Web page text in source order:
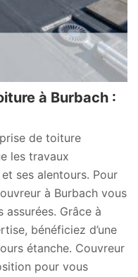
à Burbach :
de toiture
les travaux
ses alentours. Pour
à Burbach vous
Grâce à
bénéficiez d’une
étanche. Couvreur
pour vous